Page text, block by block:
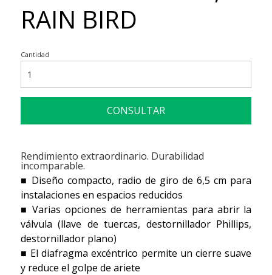
RAIN BIRD
Cantidad
CONSULTAR
Rendimiento extraordinario. Durabilidad
incomparable.
■ Diseño compacto, radio de giro de 6,5 cm para
instalaciones en espacios reducidos
■ Varias opciones de herramientas para abrir la
válvula (llave de tuercas, destornillador Phillips,
destornillador plano)
■ El diafragma excéntrico permite un cierre suave
y reduce el golpe de ariete